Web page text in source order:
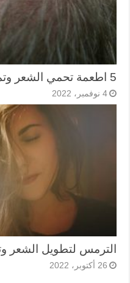
5 اطعمة تحمي الشعر وتمنع تساقطه
4 نوفمبر، 2022
الترمس لتطويل الشعر
26 أكتوبر، 2022